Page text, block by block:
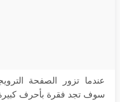
عندما تزور الصفحة
سوف تجد فقرة بأحرف كبيرة